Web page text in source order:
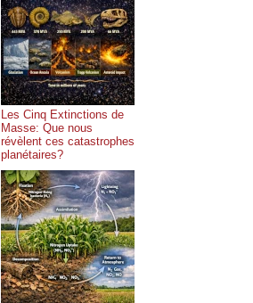
Les Cinq Extinctions de
Masse: Que nous
révèlent ces catastrophes
planétaires?